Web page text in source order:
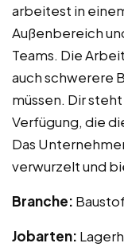
arbeitest in
Außenbereich
Teams. Die
auch schwerere
müssen. Dir
Verfügung, die
Das
verwurzelt und
Branche:
Jobarten: